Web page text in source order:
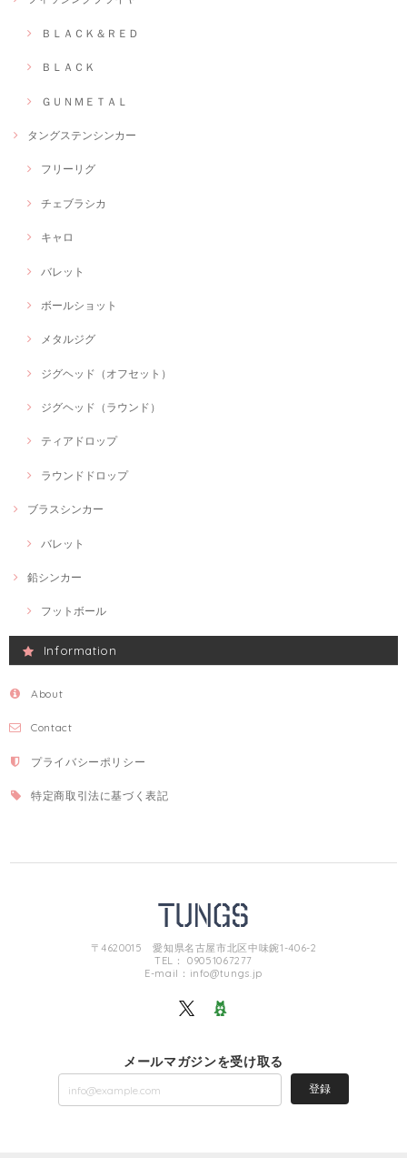
ＢＬＡＣＫ＆ＲＥＤ
ＢＬＡＣＫ
ＧＵＮＭＥＴＡＬ
タングステンシンカー
フリーリグ
チェブラシカ
キャロ
バレット
ボールショット
メタルジグ
ジグヘッド（オフセット）
ジグヘッド（ラウンド）
ティアドロップ
ラウンドドロップ
ブラスシンカー
バレット
鉛シンカー
フットボール
Information
About
Contact
プライバシーポリシー
特定商取引法に基づく表記
〒4620015 愛知県名古屋市北区中味鋺1-406-2
TEL： 09051067277
E-mail： info@tungs.jp
メールマガジンを受け取る
登録